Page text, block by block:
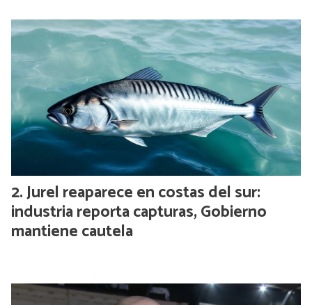
Jurel reaparece en costas del sur:
industria reporta capturas, Gobierno
mantiene cautela